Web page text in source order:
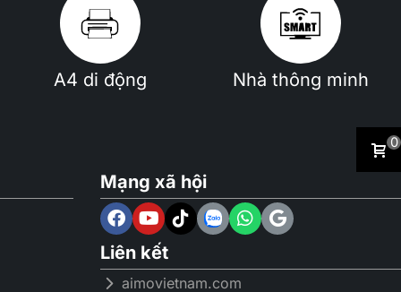
A4 di động Nhà thông minh
Mạng xã hội
Liên kết
aimovietnam.com
0